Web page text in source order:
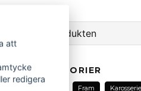
fråga om produkten
oss om denna produkt...
KATEGORIER
Fram
att
redigera